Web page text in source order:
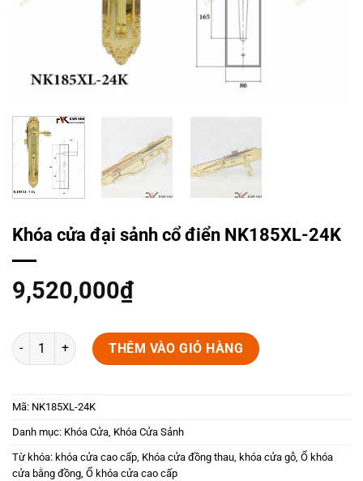
Khóa cửa đại sảnh cổ điển NK185XL-24K
9,520,000₫
Khóa cửa đại sảnh cổ điển NK185XL-24K số lượng
THÊM VÀO GIỎ HÀNG
Mã: NK185XL-24K
Danh mục: Khóa Cửa, Khóa Cửa Sảnh
Từ khóa: khóa cửa cao cấp, Khóa cửa đồng thau, khóa cửa gỗ, Ổ khóa
cửa bằng đồng, Ổ khóa cửa cao cấp